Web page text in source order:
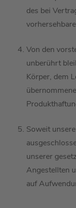
des bei
Von den v
unberührt
Körper, dem
Soweit
unserer
Angestellten
auf